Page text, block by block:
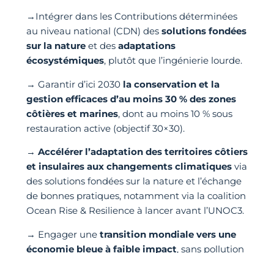
→Intégrer dans les Contributions déterminées
au niveau national (CDN) des solutions fondées
sur la natureet des adaptations
écosystémiques, plutôt que l’ingénierie lourde.
→ Garantir d’ici 2030 la conservation et la
gestion efficaces d’au moins 30 % des zones
côtières et marines, dont au moins 10 % sous
restauration active (objectif 30×30).
→ Accélérer l’adaptation des territoires côtiers
et insulaires aux changements climatiquesvia
des solutions fondées sur la nature et l’échange
de bonnes pratiques, notamment via la coalition
Ocean Rise & Resilience à lancer avant l’UNOC3.
→ Engager une transition mondiale vers une
économie bleue à faible impact, sans pollution